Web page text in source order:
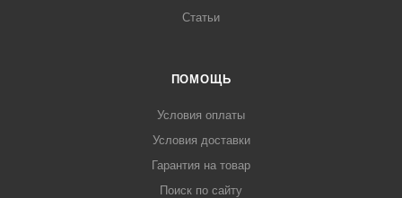
Статьи
ПОМОЩЬ
Условия оплаты
Условия доставки
Гарантия на товар
Поиск по сайту